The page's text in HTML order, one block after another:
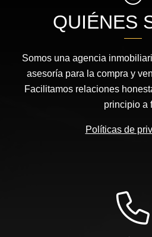
QUIÉNES
Somos una agencia
asesoría para la compra y
Facilitamos relaciones
principio a
Políticas de